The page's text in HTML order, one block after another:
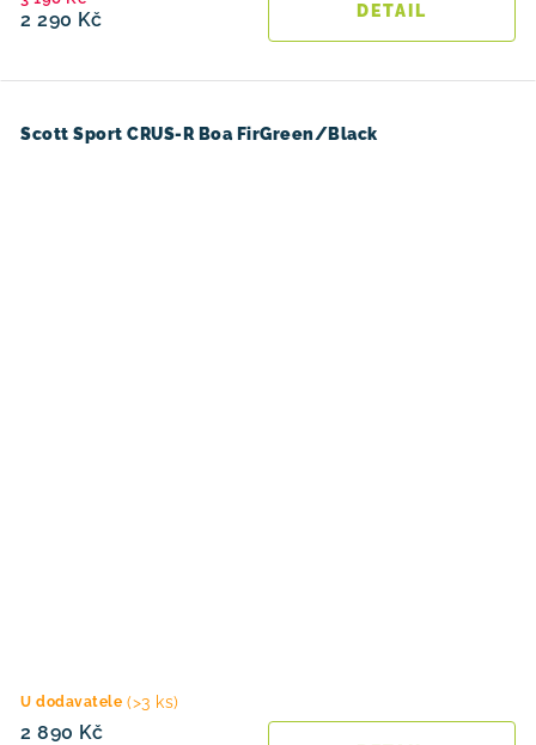
2 290 Kč
Scott Sport CRUS-R Boa FirGreen/Black
U dodavatele (>3 ks)
2 890 Kč